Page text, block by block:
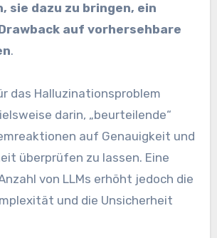
sie dazu zu bringen, ein
auf vorhersehbare
.
das Halluzinationsproblem
darin, „beurteilende“
auf Genauigkeit und
überprüfen zu lassen. Eine
von LLMs erhöht jedoch die
und die Unsicherheit